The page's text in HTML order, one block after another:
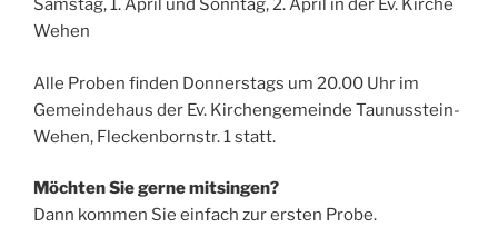
Samstag, 1. April und Sonntag, 2. April in der Ev. Kirche
Wehen
Alle Proben finden Donnerstags um 20.00 Uhr im
Gemeindehaus der Ev. Kirchengemeinde Taunusstein-
Wehen, Fleckenbornstr. 1 statt.
Möchten Sie gerne mitsingen?
Dann kommen Sie einfach zur ersten Probe.